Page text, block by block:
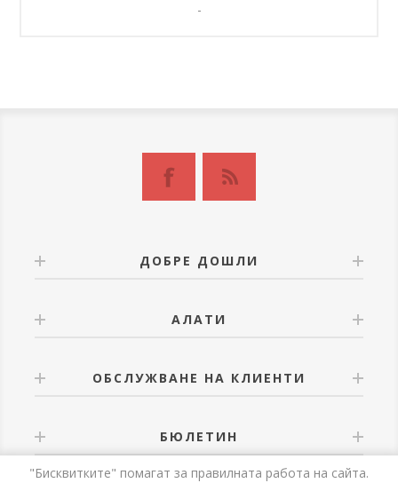
-
ДОБРЕ ДОШЛИ
АЛАТИ
ОБСЛУЖВАНЕ НА КЛИЕНТИ
БЮЛЕТИН
"Бисквитките" помагат за правилната работа на сайта.